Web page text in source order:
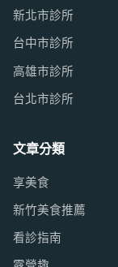
新北市診所
台中市診所
高雄市診所
台北市診所
文章分類
享美食
新竹美食推薦
看診指南